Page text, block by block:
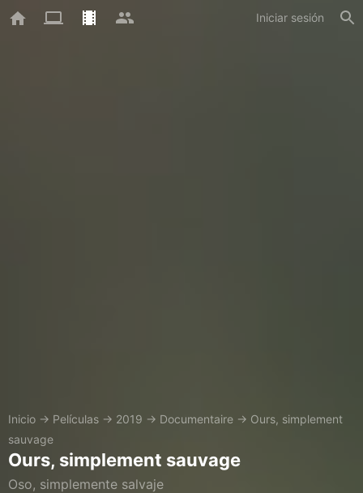
Iniciar sesión
Inicio → Películas → 2019 → Documentaire → Ours, simplement
sauvage
Ours, simplement sauvage
Oso, simplemente salvaje